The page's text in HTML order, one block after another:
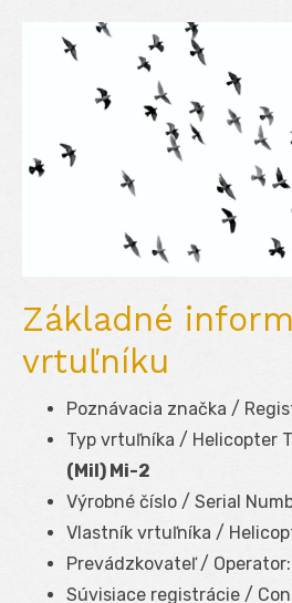
Základné
vrtuľníku
Poznávacia značka /
Typ vrtuľníka / Helicopter
(Mil) Mi-2
Výrobné číslo / Serial
Vlastník vrtuľníka /
Prevádzkovateľ / Operator:
Súvisiace registrácie /